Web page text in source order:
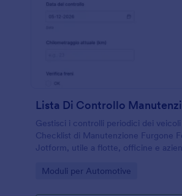
Lista Di Controllo
Gestisci i controlli periodici dei
Checklist di Manutenzione Furgone
Jotform, utile a flotte, officine e
modo coerente.
Go to Category:
Moduli per Automotive